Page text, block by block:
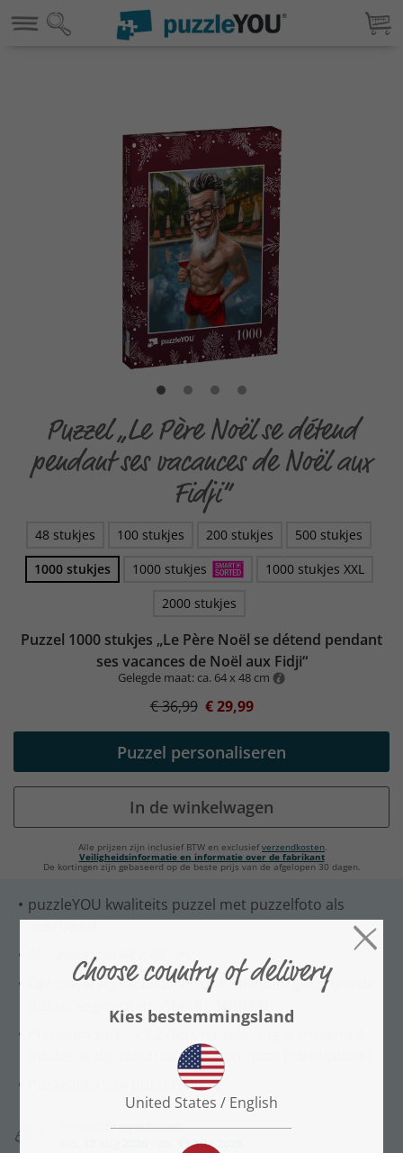
Puzzel „Le Père Noël se détend
pendant ses vacances de Noël aux
Fidji“
puzzleYOU kwaliteits puzzel met puzzelfoto als
voorbeeld
Afmeting: ca. 64 x 48 cm
Optioneel en exclusief bij ons met voorgesorteerde
puzzel segmenten - SMART SORTED
moderne digitaaldruk voor maximaal puzzelplezier
Puzzelfoto van puzzleYOU AI
Verwachte leverdatum:
wo, 12 aug 2026 - do, 13 aug 2026
48 stukjes 100 stukjes 200 stukjes
500 stukjes
1000 stukjes
1000 stukjes
1000 stukjes XXL
2000 stukjes
Puzzel 1000 stukjes „Le Père Noël se détend pendant
ses vacances de Noël aux Fidji“
Gelegde maat: ca. 64 x 48 cm
€ 36,99 € 29,99
Puzzel personaliseren
In de winkelwagen
Alle prijzen zijn inclusief BTW en exclusiefverzendkosten.
Veiligheidsinformatie en informatie over de fabrikant
De kortingen zijn gebaseerd op de beste prijs van de afgelopen 30 dagen.